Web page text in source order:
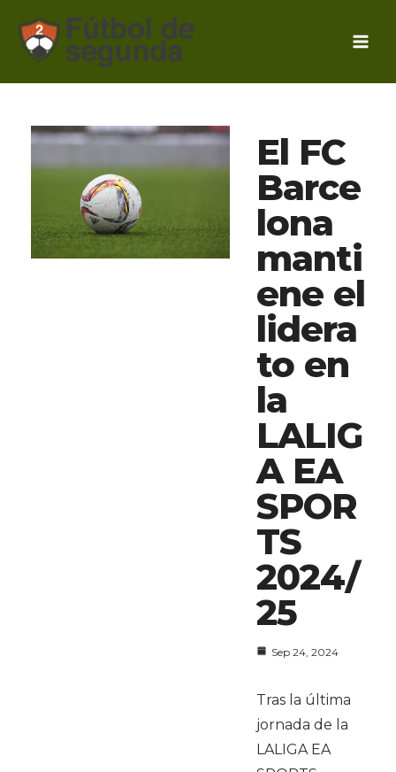
contenido
El FC
Barce
lona
manti
ene el
lidera
to en
la
LALIG
A EA
SPOR
TS
2024/
25
Sep 24, 2024
Tras la última
jornada de la
LALIGA EA